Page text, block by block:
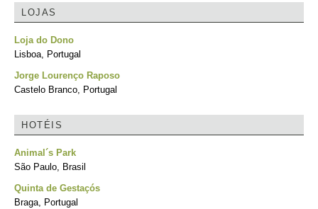
LOJAS
Loja do Dono
Lisboa, Portugal
Jorge Lourenço Raposo
Castelo Branco, Portugal
HOTÉIS
Animal´s Park
São Paulo, Brasil
Quinta de Gestaçós
Braga, Portugal